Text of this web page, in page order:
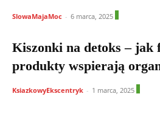
SlowaMajaMoc - 6 marca, 2025
Kiszonki na detoks – jak
produkty wspierają
KsiazkowyEkscentryk - 1 marca, 2025